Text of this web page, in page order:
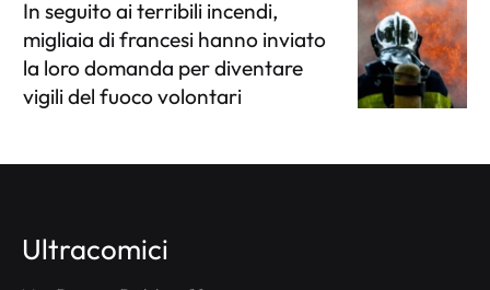
In seguito ai terribili incendi,
migliaia di francesi hanno inviato
la loro domanda per diventare
vigili del fuoco volontari
Ultracomici